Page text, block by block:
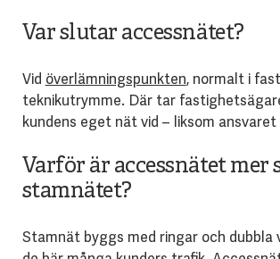
Var slutar accessnätet?
Vid överlämningspunkten, normalt i
teknikutrymme. Där tar
kundens eget nät vid – liksom
Varför är accessnätet mer
stamnätet?
Stamnät byggs med ringar och dubbla